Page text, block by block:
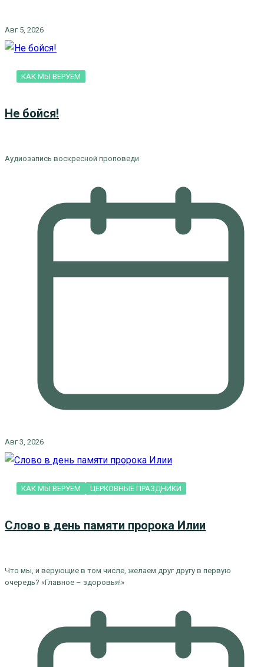
Авг 5, 2026
КАК МЫ ВЕРУЕМ
Не бойся!
Аудиозапись воскресной проповеди
Авг 3, 2026
КАК МЫ ВЕРУЕМ ЦЕРКОВНЫЕ ПРАЗДНИКИ
Слово в день памяти пророка Илии
Что мы, и верующие в том числе, желаем друг другу в первую
очередь? «Главное – здоровья!»